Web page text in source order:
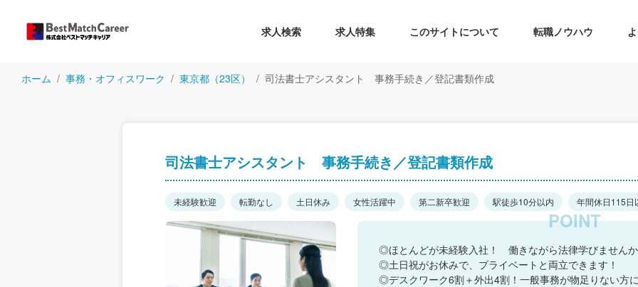
求人検索 求人特集 このサイトについて 転職ノウハウ
ホーム 事務・オフィスワーク 東京都（23区） 司法書士アシスタント 事務手続き／登記書類作成
司法書士アシスタント 事務手続き／登記書類作成
未経験歓迎 転勤なし 土日休み 女性活躍中 第二新卒歓迎 駅徒歩10分以内 年間休日115日
◎ほとんどが未経験入社！ 働きながら法律学びません
◎土日祝がお休みで、プライベートと両立できます！
◎デスクワーク6割＋外出4割！一般事務が物足りない方